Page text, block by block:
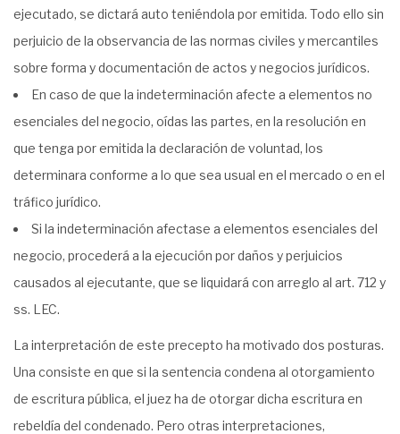
ejecutado, se dictará auto teniéndola por emitida. Todo ello sin
perjuicio de la observancia de las normas civiles y mercantiles
sobre forma y documentación de actos y negocios jurídicos.
En caso de que la indeterminación afecte a elementos no
esenciales del negocio, oídas las partes, en la resolución en
que tenga por emitida la declaración de voluntad, los
determinara conforme a lo que sea usual en el mercado o en el
tráfico jurídico.
Si la indeterminación afectase a elementos esenciales del
negocio, procederá a la ejecución por daños y perjuicios
causados al ejecutante, que se liquidará con arreglo al art. 712 y
ss. LEC.
La interpretación de este precepto ha motivado dos posturas.
Una consiste en que si la sentencia condena al otorgamiento
de escritura pública, el juez ha de otorgar dicha escritura en
rebeldía del condenado. Pero otras interpretaciones,